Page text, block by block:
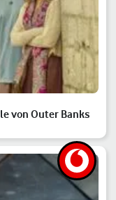
von Outer Banks